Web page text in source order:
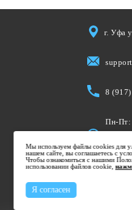
г. Уфа
8
Пн-Пт:
Вс:
Мы используем файлы cookies для
нашем сайте, вы соглашаетесь с
Чтобы ознакомиться с нашими
использовании файлов cookie,
Я согласен